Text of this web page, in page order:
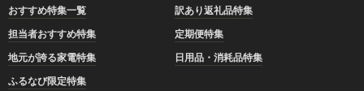
おすすめ特集一覧
訳あり返礼品特集
担当者おすすめ特集
定期便特集
地元が誇る家電特集
日用品・消耗品特集
ふるなび限定特集